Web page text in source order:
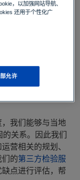
以确保项目按照
解决潜在的质量
本。
项目管
我们能够与当地
关系。因此我们
营相关的规划、
们的第三方检验服
点进行评估，帮
，以加强网站导航、
还用于个性化广
允许